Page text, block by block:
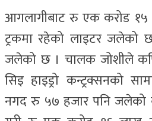
आगलागीबाट रु एक करोड १५
ट्रकमा रहेको लाइटर जलेको
जलेको छ । चालक जोशीले
सिइ हाइड्रो कन्ट्रक्सनको
नगद रु ५७ हजार पनि जलेको